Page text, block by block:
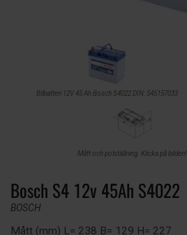
Bilbatteri 12V 45 Ah Bosch S4022 DIN: 545157033
Mått och polställning. Klicka på bilden!
Bosch S4 12v 45Ah S4022
BOSCH
Mått (mm) L= 238 B= 129 H= 227